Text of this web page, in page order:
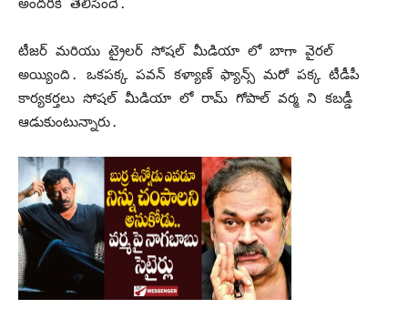
టీజర్ మరియు ట్రైలర్ సోషల్ మీడియా లో బాగా వైరల్
అయ్యింది. ఒకపక్క పవన్ కళ్యాణ్ ఫ్యాన్స్ మరో పక్క టీడీపీ
కార్యకర్తలు సోషల్ మీడియా లో రామ్ గోపాల్ వర్మ ని కబడ్డీ
ఆడుకుంటున్నారు.